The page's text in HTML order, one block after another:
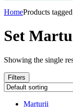
HomeProducts
Set
Showing the single
Filters
Marturii